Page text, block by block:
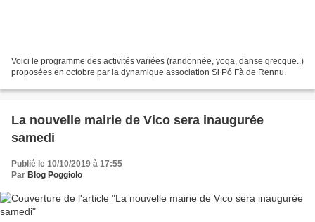
Voici le programme des activités variées (randonnée, yoga, danse grecque..)
proposées en octobre par la dynamique association Si Pó Fà de Rennu.
La nouvelle mairie de Vico sera inaugurée
samedi
Publié le 10/10/2019 à 17:55
Par Blog Poggiolo